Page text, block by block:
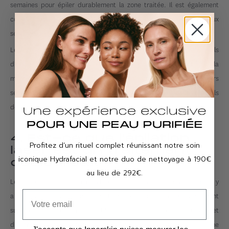
semaines pour épiler durablement la zone traitée. Il est également
conseillé de respecter un intervalle maximal de 12 semaines entre deux
sessions.
Le cycle de pousse des poils se déroule en trois phases. Tous les poils
d’une même zone ne se trouvent jamais au même moment dans la
même phase du cycle pilaire. C’est pour cette raison que plusieurs
séances de laser sont nécessaires, afin de pouvoir cibler tous les poils
de la zone dans leur phase de pousse.
4. Est-ce que l’épilation
laser est un traitement
douloureux ?
Les traitements d’épilation au laser ne sont plus douloureux comme il y
a quelques années. Les sensations éprouvées sont généralement
supportables et sont semblables à un coup d’élastique et
disparaissent rapidement. Le laser Clarity II est équipé d’un système
Profitez d’un rituel complet réunissant notre soin
iconique Hydrafacial et notre duo de nettoyage à 190€
au lieu de 292€.